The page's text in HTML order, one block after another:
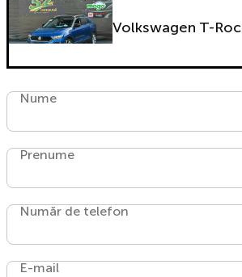
Volkswagen T-Roc
Nume
Prenume
Număr de telefon
E-mail